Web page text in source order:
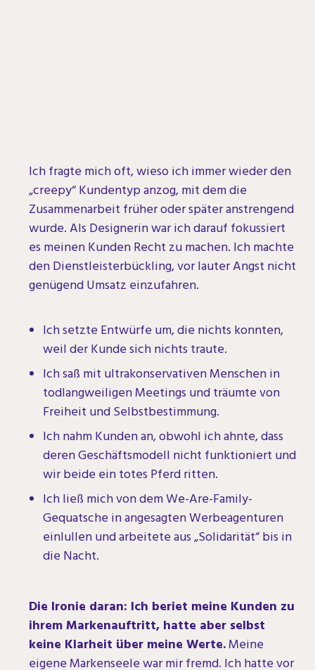
Ich fragte mich oft, wieso ich immer wieder den
„creepy“ Kundentyp anzog, mit dem die
Zusammenarbeit früher oder später anstrengend
wurde. Als Designerin war ich darauf fokussiert
es meinen Kunden Recht zu machen. Ich machte
denDienstleisterbückling, vor lauter Angst nicht
genügend Umsatz einzufahren.
Ich setzte Entwürfe um, die nichts konnten,
weil der Kunde sich nichts traute.
Ich saß mit ultrakonservativen Menschen in
todlangweiligen Meetings und träumte von
Freiheit und Selbstbestimmung.
Ich nahm Kunden an, obwohl ich ahnte, dass
deren Geschäftsmodell nicht funktioniert und
wir beide ein totes Pferd ritten.
Ich ließ mich von dem We-Are-Family-
Gequatsche in angesagten Werbeagenturen
einlullen und arbeitete aus „Solidarität“ bis in
die Nacht.
Die Ironie daran: Ich beriet meine Kunden zu
ihrem Markenauftritt, hatte aber selbst
keine Klarheit über meine Werte.Meine
eigene Markenseele war mir fremd. Ich hatte vor